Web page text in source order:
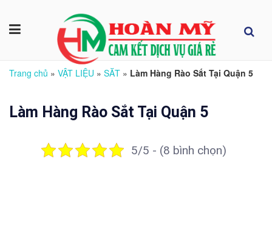
Trang chủ » VẬT LIỆU » SĂT » Làm Hàng Rào Sắt Tại Quận 5
Làm Hàng Rào Sắt Tại Quận 5
5/5 - (8 bình chọn)